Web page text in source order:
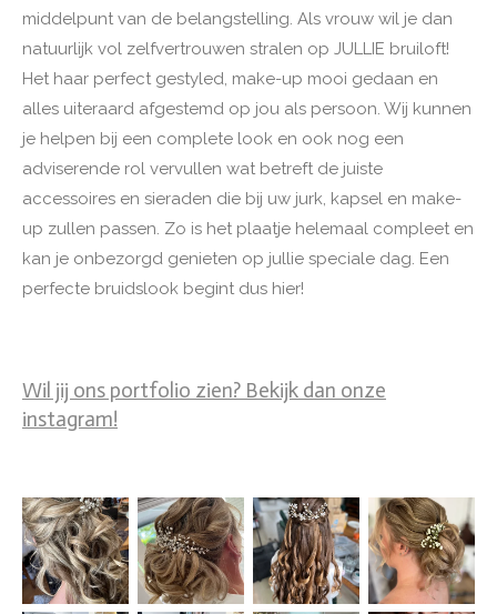
middelpunt van de belangstelling. Als vrouw wil je dan
natuurlijk vol zelfvertrouwen stralen op JULLIE bruiloft!
Het haar perfect gestyled, make-up mooi gedaan en
alles uiteraard afgestemd op jou als persoon. Wij kunnen
je helpen bij een complete look en ook nog een
adviserende rol vervullen wat betreft de juiste
accessoires en sieraden die bij uw jurk, kapsel en make-
up zullen passen. Zo is het plaatje helemaal compleet en
kan je onbezorgd genieten op jullie speciale dag. Een
perfecte bruidslook begint dus hier!
Wil jij ons portfolio zien? Bekijk dan onze
instagram!